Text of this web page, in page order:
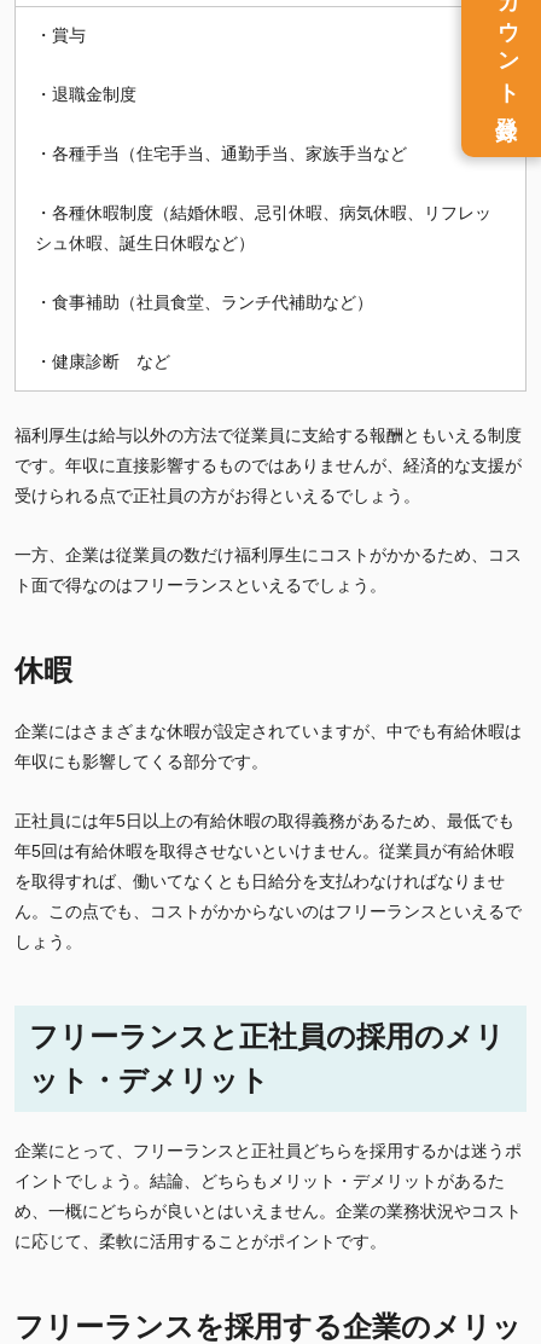
・賞与
・退職金制度
・各種手当（住宅手当、通勤手当、家族手当など
・各種休暇制度（結婚休暇、忌引休暇、病気休暇、リフレッ
シュ休暇、誕生日休暇など）
・食事補助（社員食堂、ランチ代補助など）
・健康診断 など
福利厚生は給与以外の方法で従業員に支給する報酬ともいえる制度
です。年収に直接影響するものではありませんが、経済的な支援が
受けられる点で正社員の方がお得といえるでしょう。
一方、企業は従業員の数だけ福利厚生にコストがかかるため、コス
ト面で得なのはフリーランスといえるでしょう。
休暇
企業にはさまざまな休暇が設定されていますが、中でも有給休暇は
年収にも影響してくる部分です。
正社員には年5日以上の有給休暇の取得義務があるため、最低でも
年5回は有給休暇を取得させないといけません。従業員が有給休暇
を取得すれば、働いてなくとも日給分を支払わなければなりませ
ん。この点でも、コストがかからないのはフリーランスといえるで
しょう。
フリーランスと正社員の採用のメリ
ット・デメリット
企業にとって、フリーランスと正社員どちらを採用するかは迷うポ
イントでしょう。結論、どちらもメリット・デメリットがあるた
め、一概にどちらが良いとはいえません。企業の業務状況やコスト
に応じて、柔軟に活用することがポイントです。
フリーランスを採用する企業のメリッ
登録